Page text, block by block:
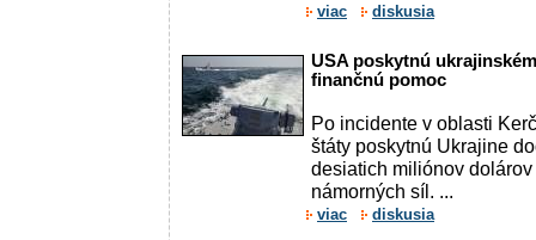
viac diskusia
USA poskytnú
finančnú pomoc
Po incidente v oblasti
štáty poskytnú Ukrajine
desiatich miliónov
námorných síl. ...
viac diskusia